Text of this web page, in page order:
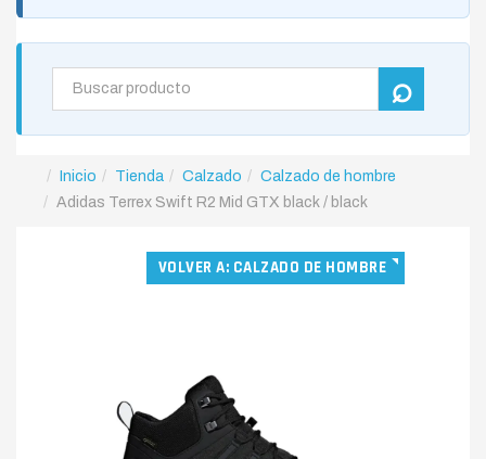
Inicio Tienda Calzado
Calzado de hombre
Adidas Terrex Swift R2 Mid GTX black / black
VOLVER A: CALZADO DE HOMBRE